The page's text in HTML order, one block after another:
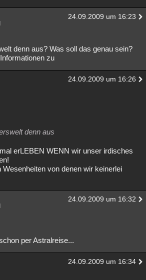
24.09.2009 um 16:23
denn aus? Was soll das genau sein?
zu
24.09.2009 um 16:26
denn aus
erLEBEN WENN wir unser irdisches
Wesenheiten von denen wir keinerlei
24.09.2009 um 16:32
per Astralreise...
24.09.2009 um 16:34